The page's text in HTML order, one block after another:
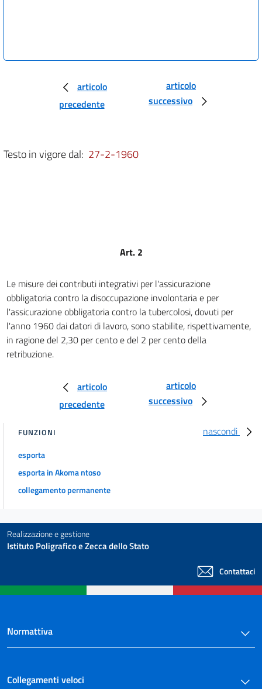
articolo
precedente
articolo
successivo
Testo in vigore dal: 27-2-1960
Art. 2
Le misure dei contributi integrativi per l'assicurazione
obbligatoria contro la disoccupazione involontaria e per
l'assicurazione obbligatoria contro la tubercolosi, dovuti per
l'anno 1960 dai datori di lavoro, sono stabilite, rispettivamente,
in ragione del 2,30 per cento e del 2 per cento della
retribuzione.
articolo
precedente
articolo
successivo
nascondi
FUNZIONI
esporta
esporta in Akoma ntoso
collegamento permanente
Realizzazione e gestione
Istituto Poligrafico e Zecca dello Stato
Contattaci
Normattiva
Collegamenti veloci